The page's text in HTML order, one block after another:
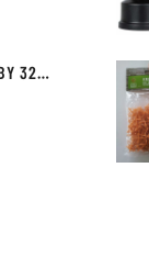
NAKŁADKI NA ŚRUBY 32MM KRÓTKIE | 100SZT